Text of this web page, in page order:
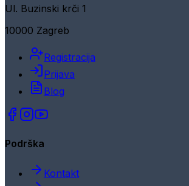
Ul. Buzinski krči 1
10000 Zagreb
Registracija
Prijava
Blog
Podrška
Kontakt